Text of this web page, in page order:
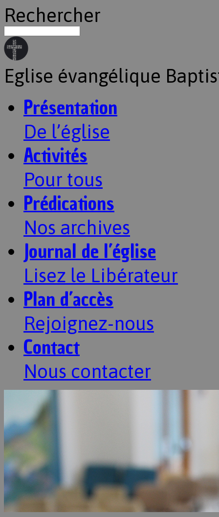
Rechercher
Eglise évangélique
Présentation
De l’église
Activités
Pour tous
Prédications
Nos archives
Journal de l’église
Lisez le Libérateur
Plan d’accès
Rejoignez-nous
Contact
Nous contacter